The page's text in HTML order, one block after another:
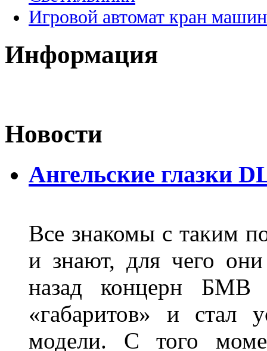
Игровой автомат кран
Информация
Новости
Ангельские глазки
Все знакомы с таким
и знают, для чего
назад концерн БМВ
«габаритов» и стал
модели. С того